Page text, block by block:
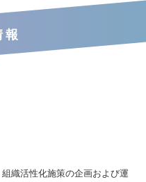
報
織活性化施策の企画および運